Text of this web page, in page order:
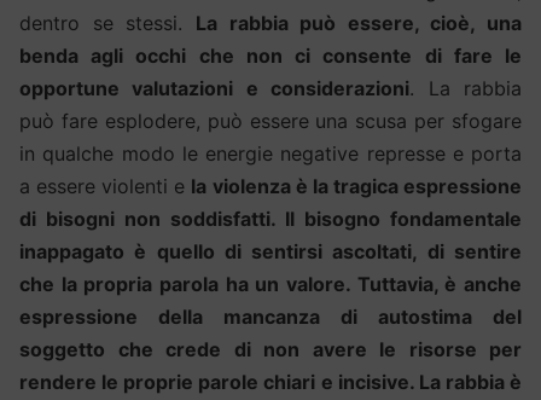
dentro se stessi. La rabbia può essere, cioè, una
benda agli occhi che non ci consente di fare le
opportune valutazioni e considerazioni. La rabbia
può fare esplodere, può essere una scusa per sfogare
in qualche modo le energie negative represse e porta
a essere violenti e la violenza è la tragica espressione
di bisogni non soddisfatti. Il bisogno fondamentale
inappagato è quello di sentirsi ascoltati, di sentire
che la propria parola ha un valore. Tuttavia, è anche
espressione della mancanza di autostima del
soggetto che crede di non avere le risorse per
rendere le proprie parole chiari e incisive. La rabbia è